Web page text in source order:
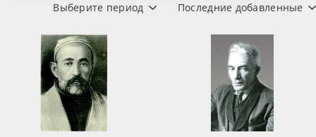
Последние добавленные
Выберите период